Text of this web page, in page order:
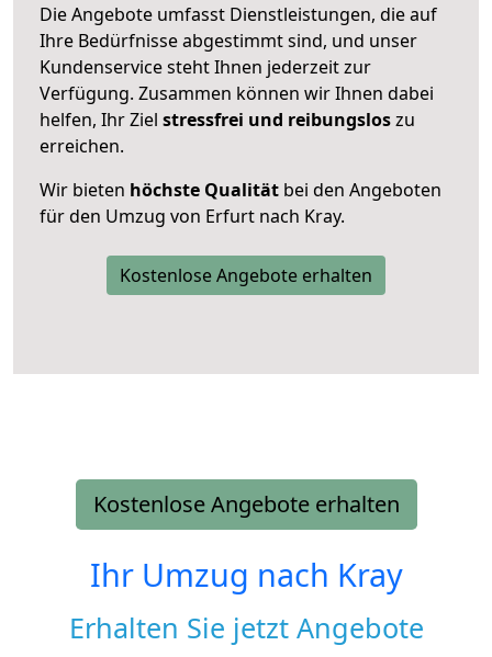
Die Angebote umfasst Dienstleistungen, die auf
Ihre Bedürfnisse abgestimmt sind, und unser
Kundenservice steht Ihnen jederzeit zur
Verfügung. Zusammen können wir Ihnen dabei
helfen, Ihr Ziel stressfrei und reibungsloszu
erreichen.
Wir bieten höchste Qualität bei den Angeboten
für den Umzug von Erfurt nach Kray.
Kostenlose Angebote erhalten
Kostenlose Angebote erhalten
Ihr Umzug nach Kray
Erhalten Sie jetzt Angebote